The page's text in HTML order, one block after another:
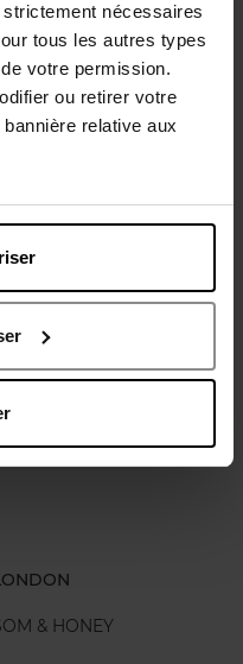
nécessaires
tous les autres types
votre permission.
ou retirer votre
relative aux
?
& HONEY